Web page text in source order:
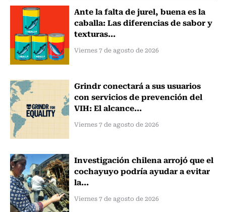
Ante la falta de jurel, buena es la
caballa: Las diferencias de sabor y
texturas...
Viernes 7 de agosto de 2026
Grindr conectará a sus usuarios
con servicios de prevención del
VIH: El alcance...
Viernes 7 de agosto de 2026
Investigación chilena arrojó que el
cochayuyo podría ayudar a evitar
la...
Viernes 7 de agosto de 2026